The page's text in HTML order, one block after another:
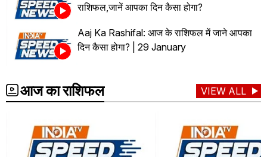
राशिफल,जानें आपका दिन कैसा होगा?
Aaj Ka Rashifal: आज के राशिफल में जाने आपका
दिन कैसा होगा? | 29 January
आज का राशिफल VIEW ALL